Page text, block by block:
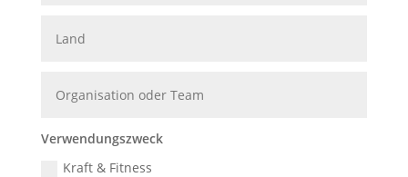
Verwendungszweck
Kraft & Fitness